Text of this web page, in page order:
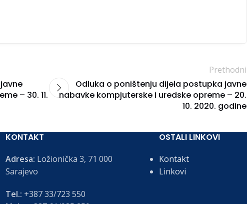
– 30. 11.
Prethodni
Odluka o poništenju dijela postupka javne
nabavke kompjuterske i uredske opreme – 20.
10. 2020. godine
KONTAKT
Adresa: Ložionička 3, 71 000
Sarajevo
Tel.: +387 33/723 550
OSTALI LINKOVI
Kontakt
Linkovi